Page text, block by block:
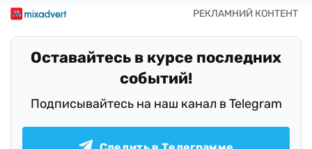
Оставайтесь в курсе последних
событий!
Подписывайтесь на наш канал в Telegram